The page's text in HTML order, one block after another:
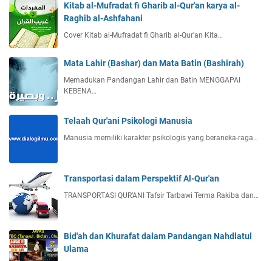
Kitab al-Mufradat fi Gharib al-Qur'an karya al-
Raghib al-Ashfahani
Cover Kitab al-Mufradat fi Gharib al-Qur'an Kita…
Mata Lahir (Bashar) dan Mata Batin (Bashirah)
Memadukan Pandangan Lahir dan Batin MENGGAPAI
KEBENA…
Telaah Qur'ani Psikologi Manusia
Manusia memiliki karakter psikologis yang beraneka-raga…
Transportasi dalam Perspektif Al-Qur'an
TRANSPORTASI QUR’ANI Tafsir Tarbawi Terma Rakiba dan…
Bid'ah dan Khurafat dalam Pandangan Nahdlatul
Ulama